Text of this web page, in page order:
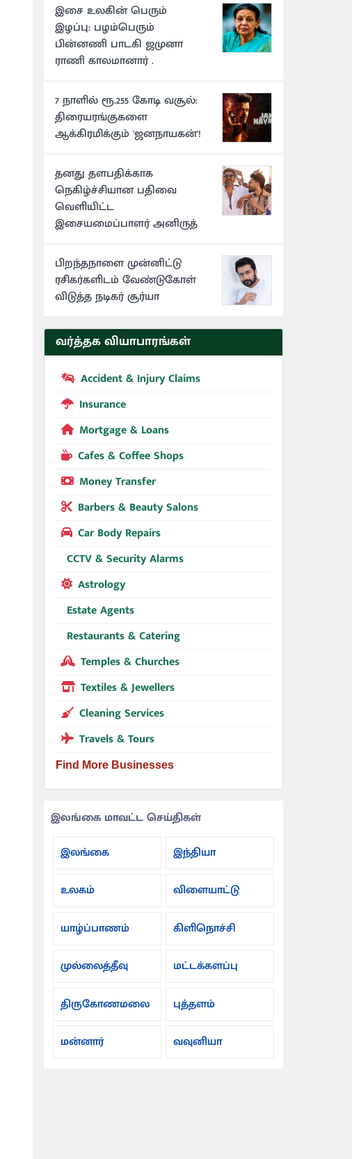
இசை உலகின் பெரும்
இழப்பு: பழம்பெரும்
பின்னணி பாடகி ஜமுனா
ராணி காலமானார் .
7 நாளில் ரூ.255 கோடி வசூல்:
திரையரங்குகளை
ஆக்கிரமிக்கும் 'ஜனநாயகன்'!
தனது தளபதிக்காக
நெகிழ்ச்சியான பதிவை
வெளியிட்ட
இசையமைப்பாளர் அனிருத்
பிறந்தநாளை முன்னிட்டு
ரசிகர்களிடம் வேண்டுகோள்
விடுத்த நடிகர் சூர்யா
வர்த்தக வியாபாரங்கள்
Accident & Injury Claims
Insurance
Mortgage & Loans
Cafes & Coffee Shops
Money Transfer
Barbers & Beauty Salons
Car Body Repairs
CCTV & Security Alarms
Astrology
Estate Agents
Restaurants & Catering
Temples & Churches
Textiles & Jewellers
Cleaning Services
Travels & Tours
Find More Businesses
இலங்கை மாவட்ட செய்திகள்
இலங்கை
இந்தியா
உலகம் விளையாட்டு
யாழ்ப்பாணம் கிளிநொச்சி
முல்லைத்தீவு மட்டக்களப்பு
திருகோணமலை புத்தளம்
மன்னார் வவுனியா